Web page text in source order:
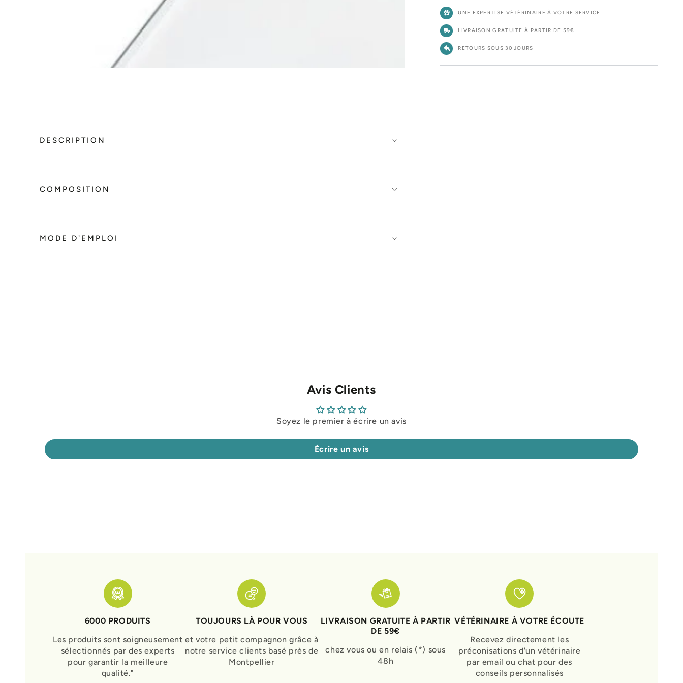
UNE EXPERTISE VÉTÉRINAIRE À VOTRE SERVICE
LIVRAISON GRATUITE À PARTIR DE 59€
RETOURS SOUS 30 JOURS
DESCRIPTION
COMPOSITION
MODE D'EMPLOI
Avis Clients
Soyez le premier à écrire un avis
Écrire un avis
6000 PRODUITS
Les produits sont soigneusement
sélectionnés par des experts
pour garantir la meilleure
qualité."
TOUJOURS LÀ POUR VOUS
et votre petit compagnon grâce à
notre service clients basé près de
Montpellier
LIVRAISON GRATUITE À PARTIR
DE 59€
chez vous ou en relais (*) sous
48h
VÉTÉRINAIRE À VOTRE ÉCOUTE
Recevez directement les
préconisations d'un vétérinaire
par email ou chat pour des
conseils personnalisés